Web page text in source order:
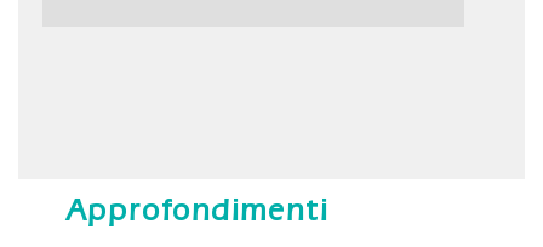
Approfondimenti